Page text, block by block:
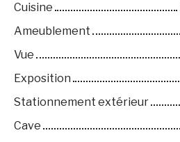
Cuisine
Ameublement
Vue
Exposition
Stationnement extérieur
Cave